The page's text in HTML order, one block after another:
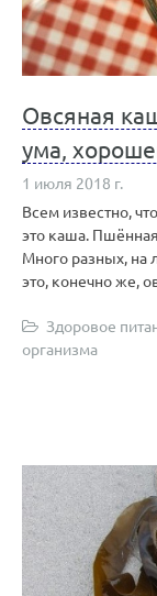
Овсяная
ума,
1 июля 2018 г.
Всем известно,
это каша.
Много разных, на
это, конечно же,
Здоровое
организма